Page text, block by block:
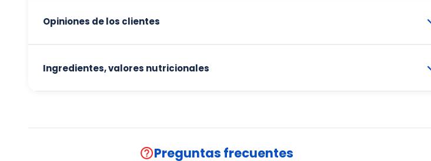
Opiniones de los clientes
Ingredientes, valores nutricionales
help_outlinePreguntas frecuentes